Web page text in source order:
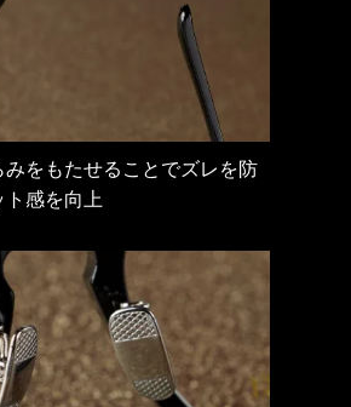
みをもたせることでズレを防
ト感を向上
みをもたせることでズレを防
ト感を向上
面を平らにし、耳の後ろのし
みを軽減
みをもたせることでズレを防
ト感を向上